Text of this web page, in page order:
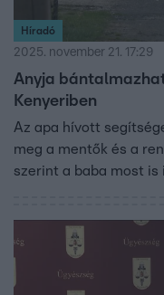
Híradó
2025. november 21. 17:29
Anyja
Kenyeriben
Az apa hívott
meg a mentők és a
szerint a baba most is